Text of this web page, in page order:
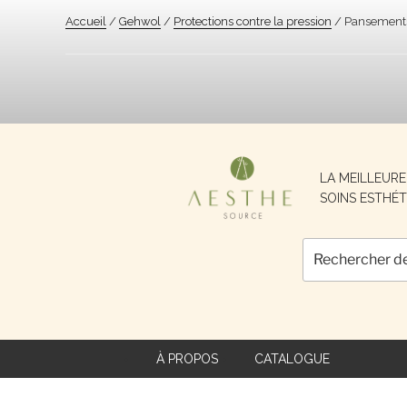
Accueil / Gehwol / Protections contre la pression /
LA
SOINS
pour :
À PROPOS CATALOGUE